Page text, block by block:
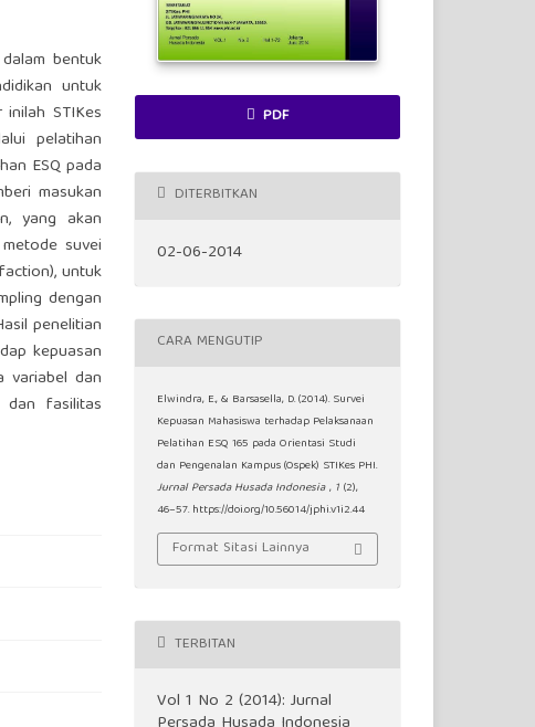
bentuk
untuk
STIKes
pelatihan
ESQ pada
masukan
yang akan
suvei
untuk
dengan
penelitian
kepuasan
variabel dan
dan fasilitas
PDF
DITERBITKAN
02-06-2014
CARA MENGUTIP
Elwindra, E., & Barsasella, D. (2014). Survei
Kepuasan Mahasiswa terhadap Pelaksanaan
Pelatihan ESQ 165 pada Orientasi Studi
dan Pengenalan Kampus (Ospek) STIKes PHI.
Jurnal Persada Husada Indonesia , 1 (2),
46–57. https://doi.org/10.56014/jphi.v1i2.44
Format Sitasi Lainnya
TERBITAN
Vol 1 No 2 (2014): Jurnal